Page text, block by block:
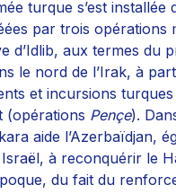
turque s’est installée
par trois opérations
d’Idlib, aux termes du
le nord de l’Irak, à
et incursions
(opérations Pençe).
aide l’Azerbaïdjan,
à reconquérir le
du fait du